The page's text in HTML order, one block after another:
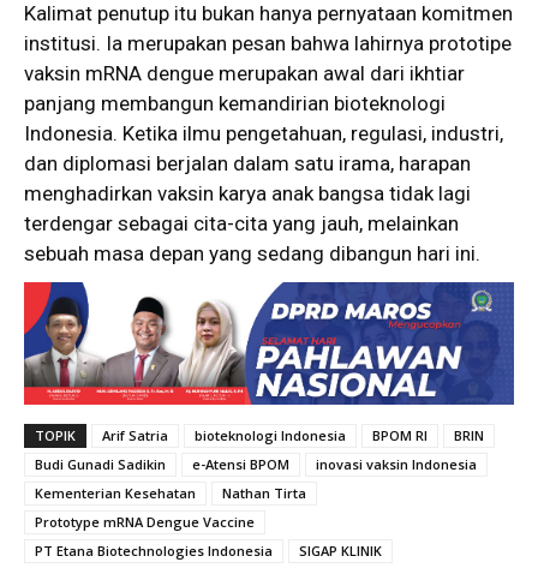
Kalimat penutup itu bukan hanya pernyataan komitmen
institusi. Ia merupakan pesan bahwa lahirnya prototipe
vaksin mRNA dengue merupakan awal dari ikhtiar
panjang membangun kemandirian bioteknologi
Indonesia. Ketika ilmu pengetahuan, regulasi, industri,
dan diplomasi berjalan dalam satu irama, harapan
menghadirkan vaksin karya anak bangsa tidak lagi
terdengar sebagai cita-cita yang jauh, melainkan
sebuah masa depan yang sedang dibangun hari ini.
TOPIK Arif Satria bioteknologi Indonesia BPOM RI
BRIN
Budi Gunadi Sadikin
e-Atensi BPOM
inovasi vaksin Indonesia
Kementerian Kesehatan
Nathan Tirta
Prototype mRNA Dengue Vaccine
PT Etana Biotechnologies Indonesia
SIGAP KLINIK